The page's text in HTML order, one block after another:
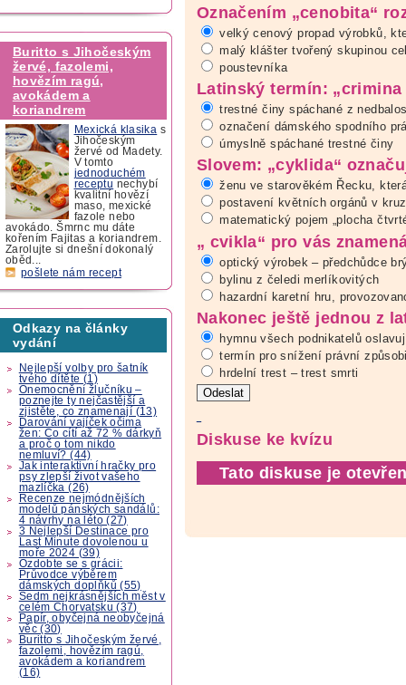
Buritto s Jihočeským
žervé, fazolemi,
hovězím ragú,
avokádem a
koriandrem
Mexická klasika s
Jihočeským
žervé od Madety.
V tomto
jednoduchém
receptu nechybí
kvalitní hovězí
maso, mexické
fazole nebo
avokádo. Šmrnc mu dáte
kořením Fajitas a koriandrem.
Zarolujte si dnešní dokonalý
oběd...
pošlete nám recept
Odkazy na články
vydání
Nejlepší volby pro šatník
tvého dítěte (1)
Onemocnění žlučníku –
poznejte ty nejčastější a
zjistěte, co znamenají (13)
Darování vajíček očima
žen: Co cítí až 72 % dárkyň
a proč o tom nikdo
nemluví? (44)
Jak interaktivní hračky pro
psy zlepší život vašeho
mazlíčka (26)
Recenze nejmódnějších
modelů pánských sandálů:
4 návrhy na léto (27)
3 Nejlepší Destinace pro
Last Minute dovolenou u
moře 2024 (39)
Ozdobte se s grácii:
Průvodce výběrem
dámských doplňků (55)
Sedm nejkrásnějších měst v
celém Chorvatsku (37)
Papír, obyčejná neobyčejná
věc (30)
Buritto s Jihočeským žervé,
fazolemi, hovězím ragú,
avokádem a koriandrem
(16)
Označením „cenobita“
velký cenový propad výrobků,
malý klášter tvořený skupinou
poustevníka
Latinský termín: „crimina
trestné činy spáchané z
označení dámského spodního
úmyslně spáchané trestné činy
Slovem: „cyklida“
ženu ve starověkém Řecku,
postavení květních orgánů v
matematický pojem „plocha
„ cvikla“ pro vás
optický výrobek – předchůdce
bylinu z čeledi merlíkovitých
hazardní karetní hru,
Nakonec ještě jednou z
hymnu všech podnikatelů
termín pro snížení právní
hrdelní trest – trest smrti
Diskuse ke kvízu
Tato diskuse je